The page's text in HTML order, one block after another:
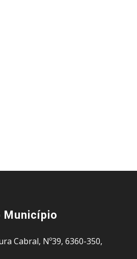
Município
Cabral, Nº39, 6360-350,